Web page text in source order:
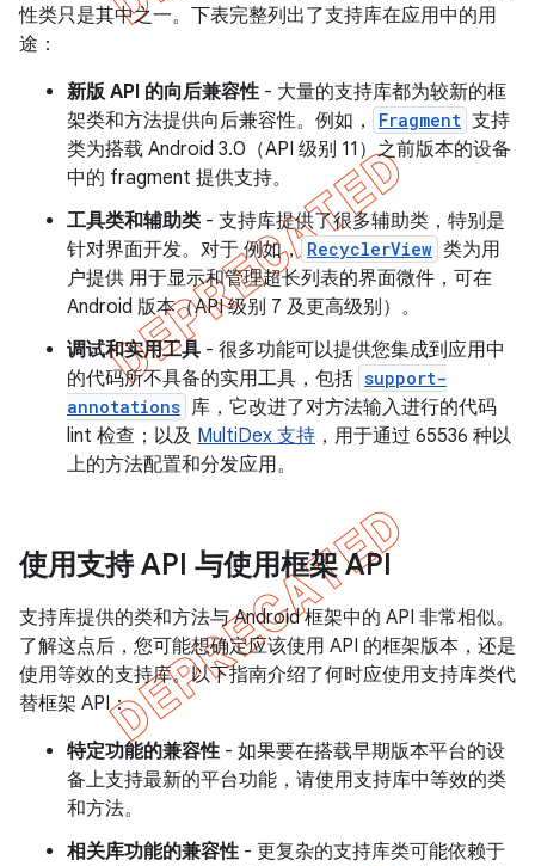
性类只是其中之一。下表完整列出了支持库在应用中的用
途：
新版 API 的向后兼容性- 大量的支持库都为较新的框
架类和方法提供向后兼容性。例如，
Fragment 支持
类为搭载 Android 3.0（API 级别 11）之前版本的设备
中的 fragment 提供支持。
工具类和辅助类 - 支持库提供了很多辅助类，特别是
针对界面开发。对于 例如， RecyclerView 类为用
户提供 用于显示和管理超长列表的界面微件，可在
Android 版本（API 级别 7 及更高级别）。
调试和实用工具 - 很多功能可以提供您集成到应用中
的代码所不具备的实用工具，包括 support-
annotations 库，它改进了对方法输入进行的代码
lint 检查；以及 MultiDex 支持 ，用于通过 65536 种以
上的方法配置和分发应用。
使用支持 API 与使用框架 API
支持库提供的类和方法与 Android 框架中的 API 非常相似。
了解这点后，您可能想确定应该使用 API 的框架版本，还是
使用等效的支持库。以下指南介绍了何时应使用支持库类代
替框架 API：
特定功能的兼容性- 如果要在搭载早期版本平台的设
备上支持最新的平台功能，请使用支持库中等效的类
和方法。
相关库功能的兼容性- 更复杂的支持库类可能依赖于